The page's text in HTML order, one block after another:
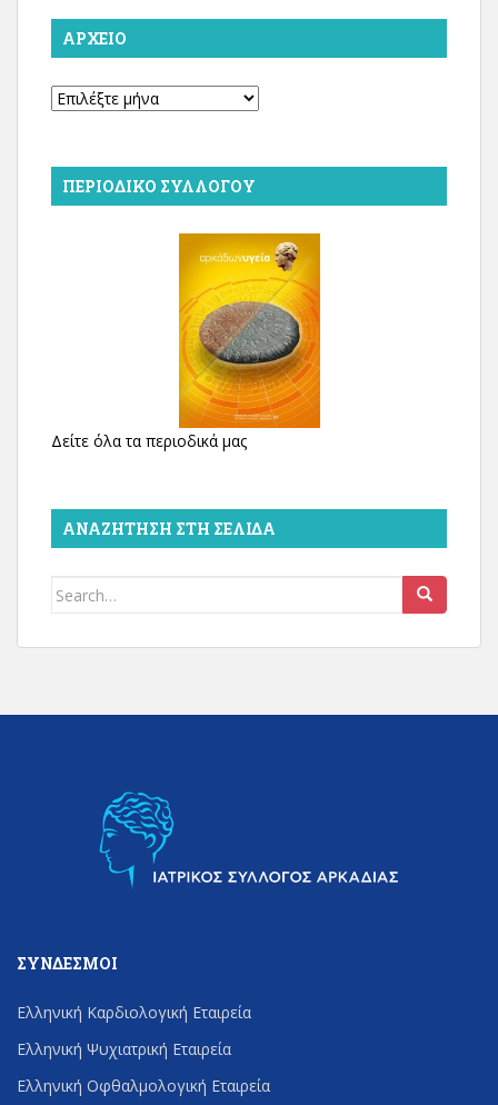
ΑΡΧΕΊΟ
Αρχείο
ΠΕΡΙΟΔΙΚΌ ΣΥΛΛΌΓΟΥ
Δείτε όλα τα περιοδικά μας
ΑΝΑΖΉΤΗΣΗ ΣΤΗ ΣΕΛΊΔΑ
Search
ΣΎΝΔΕΣΜΟΙ
Ελληνική Καρδιολογική Εταιρεία
Ελληνική Ψυχιατρική Εταιρεία
Ελληνική Οφθαλμολογική Εταιρεία